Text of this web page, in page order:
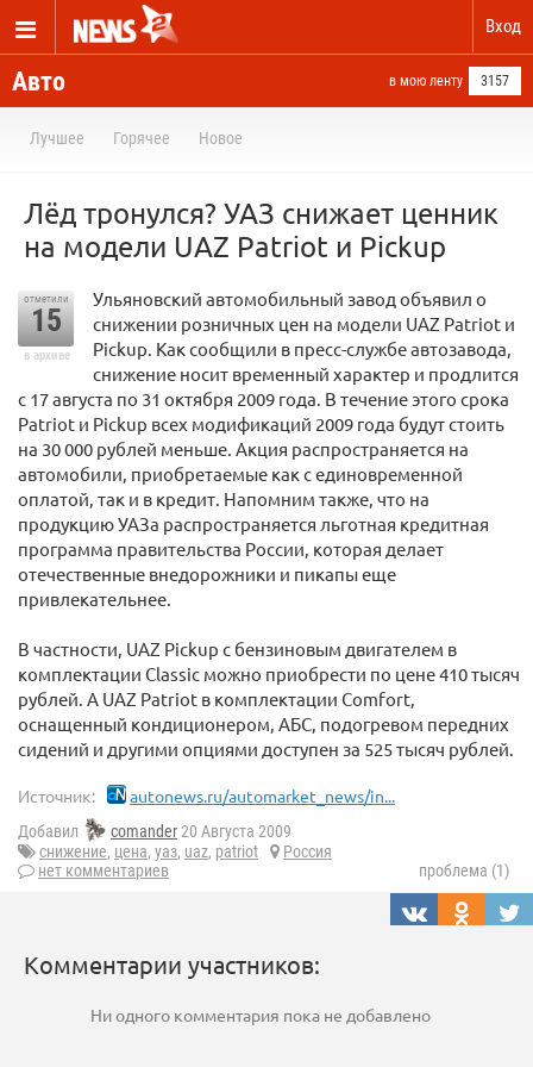
Вход
Авто в мою ленту 3157
Лучшее Горячее Новое
Лёд тронулся? УАЗ снижает ценник
на модели UAZ Patriot и Pickup
отметили
15
в архиве
Ульяновский автомобильный завод объявил о
снижении розничных цен на модели UAZ Patriot и
Pickup. Как сообщили в пресс-службе автозавода,
снижение носит временный характер и продлится
с 17 августа по 31 октября 2009 года. В течение этого срока
Patriot и Pickup всех модификаций 2009 года будут стоить
на 30 000 рублей меньше. Акция распространяется на
автомобили, приобретаемые как с единовременной
оплатой, так и в кредит. Напомним также, что на
продукцию УАЗа распространяется льготная кредитная
программа правительства России, которая делает
отечественные внедорожники и пикапы еще
привлекательнее.
В частности, UAZ Pickup c бензиновым двигателем в
комплектации Classic можно приобрести по цене 410 тысяч
рублей. А UAZ Patriot в комплектации Comfort,
оснащенный кондиционером, АБС, подогревом передних
сидений и другими опциями доступен за 525 тысяч рублей.
Источник: autonews.ru/automarket_news/in...
Добавил comander20 Августа 2009
снижение, цена, уаз, uaz, patriot
Россия
нет комментариев
проблема (1)
Комментарии участников:
Ни одного комментария пока не добавлено